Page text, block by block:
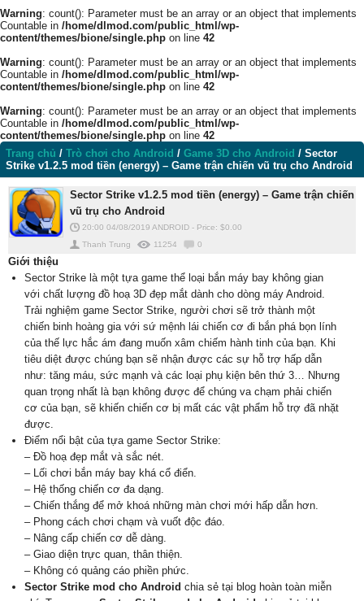
Warning: count(): Parameter must be an array or an object that implements
Countable in /home/dlmod.com/public_html/wp-
content/themes/bione/single.php on line 42
Warning: count(): Parameter must be an array or an object that implements
Countable in /home/dlmod.com/public_html/wp-
content/themes/bione/single.php on line 42
Warning: count(): Parameter must be an array or an object that implements
Countable in /home/dlmod.com/public_html/wp-
content/themes/bione/single.php on line 42
Trang chủ / Trò chơi cho Android / Game 3D cho Android / Sector
Strike v1.2.5 mod tiền (energy) – Game trận chiến vũ trụ cho Android
Sector Strike v1.2.5 mod tiền (energy) – Game trận chiến
vũ trụ cho Android
20:00 04/08/2019 ANDROID - Price: $0.00
Thanh Trung
11254 0
Giới thiệu
Sector Strike là một tựa game thể loại bắn máy bay không gian
với chất lượng đồ hoạ 3D đẹp mắt dành cho dòng máy Android.
Trải nghiệm game Sector Strike, người chơi sẽ trở thành một
chiến binh hoàng gia với sứ mệnh lái chiến cơ đi bắn phá bọn lính
của thế lực hắc ám đang muốn xâm chiếm hành tinh của bạn. Khi
tiêu diệt được chúng bạn sẽ nhận được các sự hỗ trợ hấp dẫn
như: tăng máu, sức mạnh và các loại phụ kiện bên thứ 3… Nhưng
quan trọng nhất là bạn không được để chúng va chạm phải chiến
cơ của bạn, sẽ khiến chiến cơ bị mất các vật phẩm hỗ trợ đã nhặt
được.
Điểm nổi bật của tựa game Sector Strike:
– Đồ hoạ đẹp mắt và sắc nét.
– Lối chơi bắn máy bay khá cổ điển.
– Hệ thống chiến cơ đa dạng.
– Chiến thắng để mở khoá những màn chơi mới hấp dẫn hơn.
– Phong cách chơi chạm và vuốt độc đáo.
– Nâng cấp chiến cơ dễ dàng.
– Giao diện trực quan, thân thiện.
– Không có quảng cáo phiền phức.
Sector Strike mod cho Android chia sẻ tại blog hoàn toàn miễn